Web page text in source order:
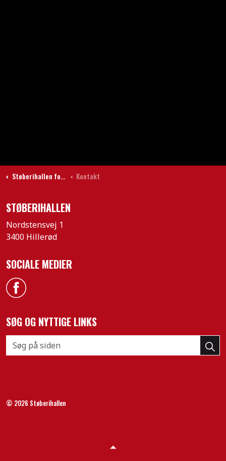
Støberihallen forside Kontakt
STØBERIHALLEN
Nordstensvej 1
3400 Hillerød
SOCIALE MEDIER
SØG OG NYTTIGE LINKS
© 2026 Støberihallen